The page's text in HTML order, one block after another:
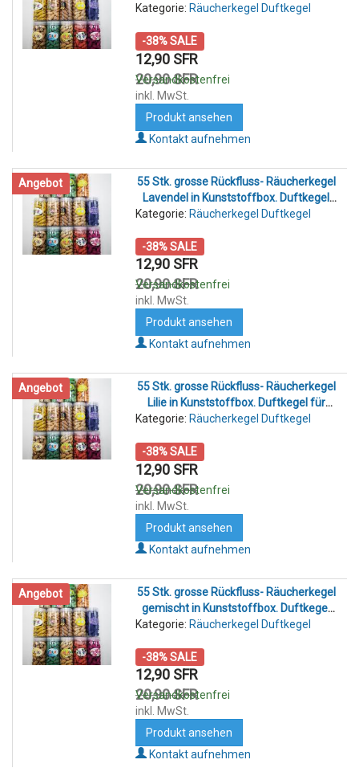
für Rückfluss- Räucherkegelhalter
Kategorie: Räucherkegel Duftkegel
-38% SALE
12,90 SFR
20,90 SFR
Versandkostenfrei
inkl. MwSt.
Produkt ansehen
Kontakt aufnehmen
Angebot
55 Stk. grosse Rückfluss- Räucherkegel
Lavendel in Kunststoffbox. Duftkegel
für Rückfluss- Räucherkegelhalter
Kategorie: Räucherkegel Duftkegel
-38% SALE
12,90 SFR
20,90 SFR
Versandkostenfrei
inkl. MwSt.
Produkt ansehen
Kontakt aufnehmen
Angebot
55 Stk. grosse Rückfluss- Räucherkegel
Lilie in Kunststoffbox. Duftkegel für
Rückfluss- Räucherkegelhalter
Kategorie: Räucherkegel Duftkegel
-38% SALE
12,90 SFR
20,90 SFR
Versandkostenfrei
inkl. MwSt.
Produkt ansehen
Kontakt aufnehmen
Angebot
55 Stk. grosse Rückfluss- Räucherkegel
gemischt in Kunststoffbox. Duftkegel
für Rückfluss- Räucherkegelhalter
Kategorie: Räucherkegel Duftkegel
-38% SALE
12,90 SFR
20,90 SFR
Versandkostenfrei
inkl. MwSt.
Produkt ansehen
Kontakt aufnehmen